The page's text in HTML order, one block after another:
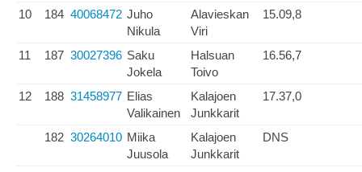
10 184 40068472 Juho
Nikula
Alavieskan
Viri
15.09,8
11 187 30027396 Saku
Jokela
Halsuan
Toivo
16.56,7
12 188 31458977 Elias
Valikainen
Kalajoen
Junkkarit
17.37,0
182 30264010 Miika
Juusola
Kalajoen
Junkkarit
DNS